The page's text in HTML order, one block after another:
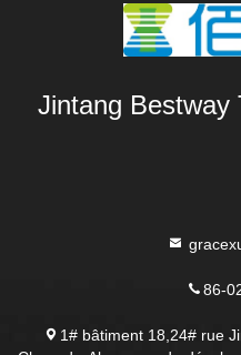
Jintang Bestway
86-
1# bâtiment 18,24# rue